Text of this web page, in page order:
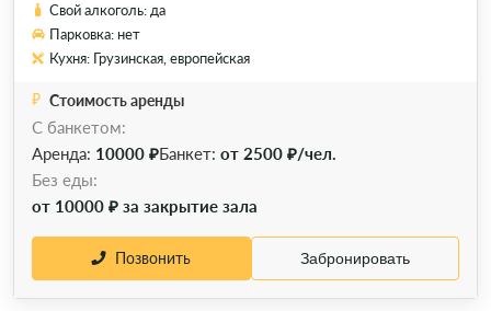
Свой алкоголь: да
Парковка: нет
Кухня: Грузинская, европейская
Стоимость аренды
С банкетом:
Аренда: 10000 ₽Банкет: от 2500 ₽/чел.
Без еды:
от 10000 ₽ за закрытие зала
Позвонить Забронировать